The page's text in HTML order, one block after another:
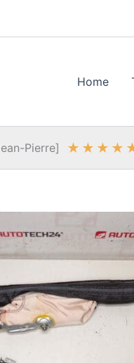
Home
Pierre] ★ ★ ★ ★